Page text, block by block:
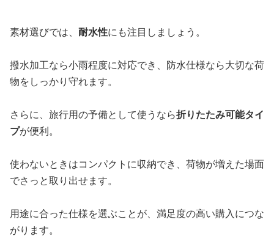
素材選びでは、 耐水性にも注目しましょう。
撥水加工なら小雨程度に対応でき、防水仕様なら大切な荷
物をしっかり守れます。
さらに、旅行用の予備として使うなら折りたたみ可能タイ
プが便利。
使わないときはコンパクトに収納でき、荷物が増えた場面
でさっと取り出せます。
用途に合った仕様を選ぶことが、満足度の高い購入につな
がります。